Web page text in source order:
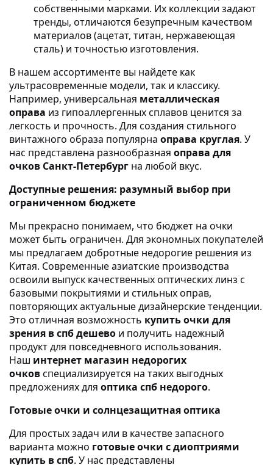
собственными марками. Их коллекции задают
тренды, отличаются безупречным качеством
материалов (ацетат, титан, нержавеющая
сталь) и точностью изготовления.
В нашем ассортименте вы найдете как
ультрасовременные модели, так и классику.
Например, универсальная металлическая
оправа из гипоаллергенных сплавов ценится за
легкость и прочность. Для создания стильного
винтажного образа популярна оправа круглая. У
нас представлена разнообразная оправа для
очков Санкт-Петербург на любой вкус.
Доступные решения: разумный выбор при
ограниченном бюджете
Мы прекрасно понимаем, что бюджет на очки
может быть ограничен. Для экономных покупателей
мы предлагаем добротные недорогие решения из
Китая. Современные азиатские производства
освоили выпуск качественных оптических линз с
базовыми покрытиями и стильных оправ,
повторяющих актуальные дизайнерские тенденции.
Это отличная возможность купить очки для
зрения в спб дешево и получить надежный
продукт для повседневного использования.
Наш интернет магазин недорогих
очковспециализируется на таких выгодных
предложениях для оптика спб недорого.
Готовые очки и солнцезащитная оптика
Для простых задач или в качестве запасного
варианта можно готовые очки с диоптриями
купить в спб. У нас представлены